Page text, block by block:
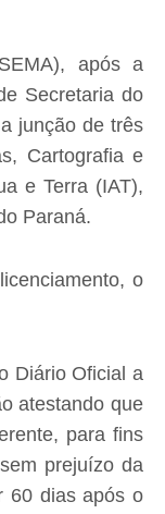
após a
Secretaria do
junção de três
Cartografia e
e Terra (IAT),
Paraná.
o
Diário Oficial a
atestando que
para fins
prejuízo da
60 dias após o